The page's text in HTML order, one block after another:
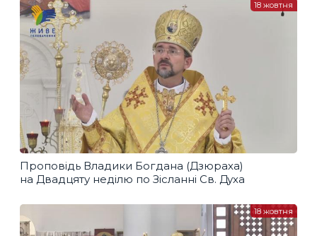
Проповідь Владики Богдана (Дзюраха)
на Двадцяту неділю по Зісланні Св. Духа
18 жовтня
18 жовтня